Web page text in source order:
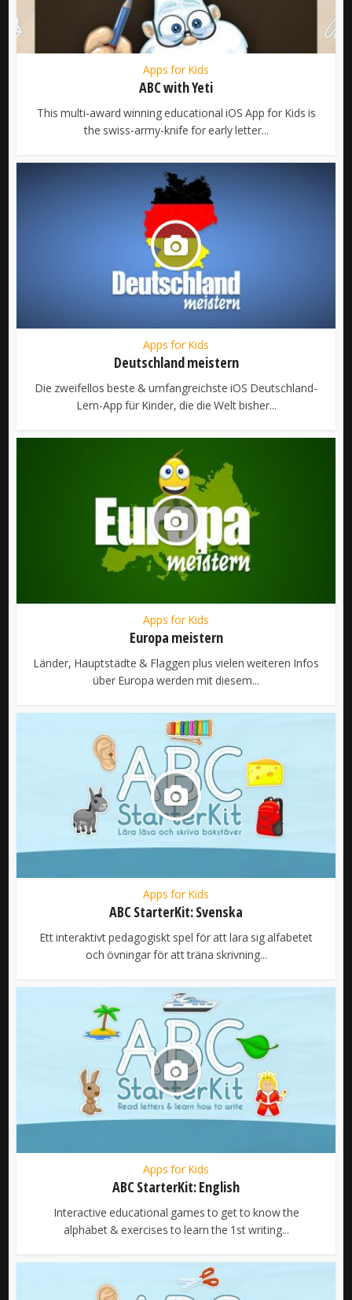
Apps for Kids
ABC with Yeti
This multi-award winning educational iOS App for Kids is
the swiss-army-knife for early letter...
Apps for Kids
Deutschland meistern
Die zweifellos beste & umfangreichste iOS Deutschland-
Lern-App für Kinder, die die Welt bisher...
Apps for Kids
Europa meistern
Länder, Hauptstädte & Flaggen plus vielen weiteren Infos
über Europa werden mit diesem...
Apps for Kids
ABC StarterKit: Svenska
Ett interaktivt pedagogiskt spel för att lära sig alfabetet
och övningar för att träna skrivning...
Apps for Kids
ABC StarterKit: English
Interactive educational games to get to know the
alphabet & exercises to learn the 1st writing...